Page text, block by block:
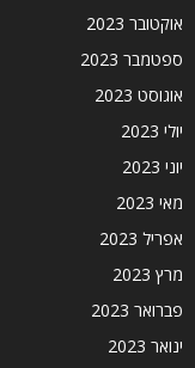
אוקטובר 2023
ספטמבר 2023
אוגוסט 2023
יולי 2023
יוני 2023
מאי 2023
אפריל 2023
מרץ 2023
פברואר 2023
ינואר 2023